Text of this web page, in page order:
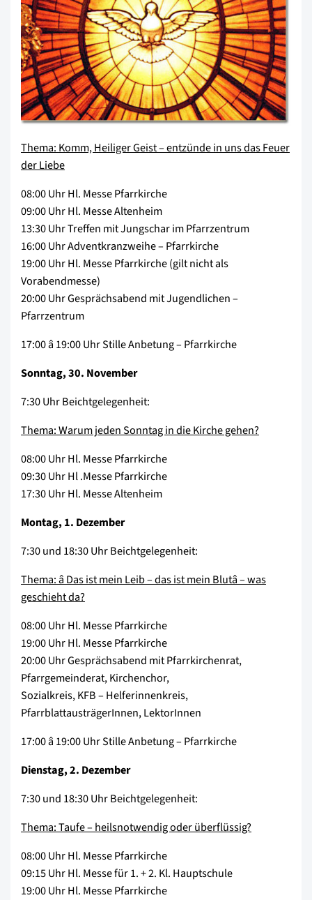
Thema: Komm, Heiliger Geist – entzünde in uns das Feuer
der Liebe
08:00 Uhr Hl. Messe Pfarrkirche
09:00 Uhr Hl. Messe Altenheim
13:30 Uhr Treffen mit Jungschar im Pfarrzentrum
16:00 Uhr Adventkranzweihe – Pfarrkirche
19:00 Uhr Hl. Messe Pfarrkirche (gilt nicht als
Vorabendmesse)
20:00 Uhr Gesprächsabend mit Jugendlichen –
Pfarrzentrum
17:00 â 19:00 Uhr Stille Anbetung – Pfarrkirche
Sonntag, 30. November
7:30 Uhr Beichtgelegenheit:
Thema: Warum jeden Sonntag in die Kirche gehen?
08:00 Uhr Hl. Messe Pfarrkirche
09:30 Uhr Hl .Messe Pfarrkirche
17:30 Uhr Hl. Messe Altenheim
Montag, 1. Dezember
7:30 und 18:30 Uhr Beichtgelegenheit:
Thema: â Das ist mein Leib – das ist mein Blutâ – was
geschieht da?
08:00 Uhr Hl. Messe Pfarrkirche
19:00 Uhr Hl. Messe Pfarrkirche
20:00 Uhr Gesprächsabend mit Pfarrkirchenrat,
Pfarrgemeinderat, Kirchenchor,
Sozialkreis, KFB – Helferinnenkreis,
PfarrblattausträgerInnen, LektorInnen
17:00 â 19:00 Uhr Stille Anbetung – Pfarrkirche
Dienstag, 2. Dezember
7:30 und 18:30 Uhr Beichtgelegenheit:
Thema: Taufe – heilsnotwendig oder überflüssig?
08:00 Uhr Hl. Messe Pfarrkirche
09:15 Uhr Hl. Messe für 1. + 2. Kl. Hauptschule
19:00 Uhr Hl. Messe Pfarrkirche